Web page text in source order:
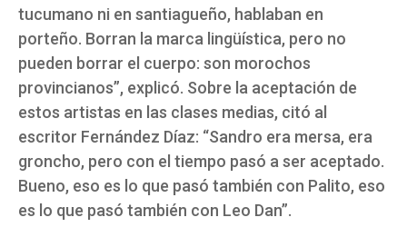
tucumano ni en santiagueño, hablaban en
porteño. Borran la marca lingüística, pero no
pueden borrar el cuerpo: son morochos
provincianos”, explicó. Sobre la aceptación de
estos artistas en las clases medias, citó al
escritor Fernández Díaz: “Sandro era mersa, era
groncho, pero con el tiempo pasó a ser aceptado.
Bueno, eso es lo que pasó también con Palito, eso
es lo que pasó también con Leo Dan”.